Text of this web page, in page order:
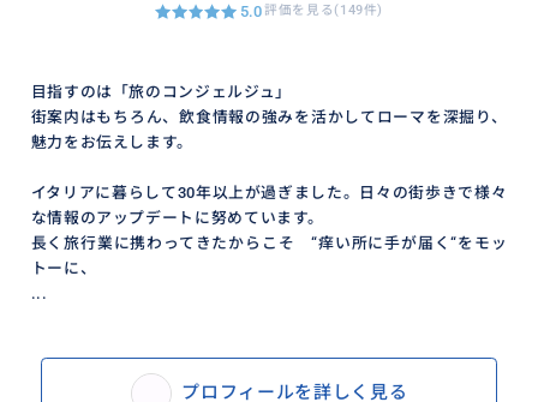
5.0評価を見る(149件)
目指すのは「旅のコンジェルジュ」
街案内はもちろん、飲食情報の強みを活かしてローマを深掘り、
魅力をお伝えします。
イタリアに暮らして30年以上が過ぎました。日々の街歩きで様々
な情報のアップデートに努めています。
長く旅行業に携わってきたからこそ “痒い所に手が届く“をモッ
トーに、
...
プロフィールを詳しく見る